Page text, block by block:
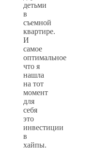
детьми
в
съемной
квартире.
И
самое
оптимальное
что я
нашла
на тот
момент
для
себя
это
инвестиции
в
хайпы.